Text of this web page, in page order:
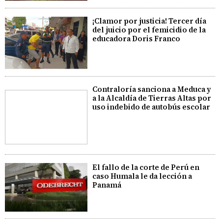
¡Clamor por justicia! Tercer día
del juicio por el femicidio de la
educadora Doris Franco
Contraloría sanciona a Meduca y
a la Alcaldía de Tierras Altas por
uso indebido de autobús escolar
El fallo de la corte de Perú en
caso Humala le da lección a
Panamá